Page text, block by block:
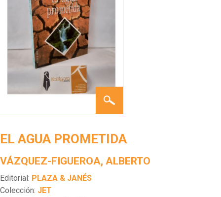
AGUA
EL AGUA PROMETIDA
VÁZQUEZ-FIGUEROA, ALBERTO
Editorial: PLAZA & JANÉS
Colección: JET